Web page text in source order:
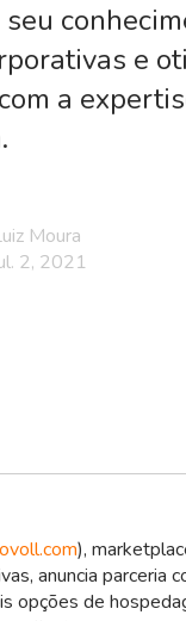
e
a
Moura
2, 2021
),
anuncia parceria
opções de